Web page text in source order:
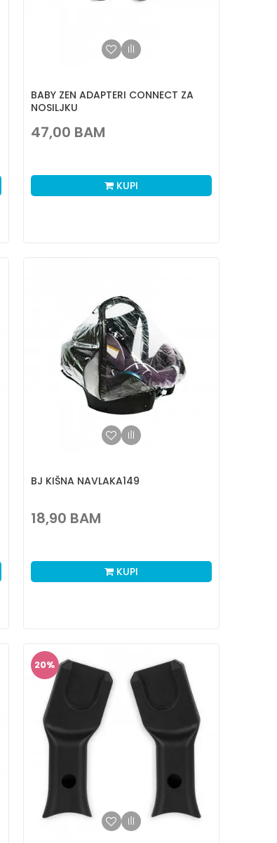
BABY ZEN ADAPTERI CONNECT ZA
NOSILJKU
47,00 BAM
KUPI
BJ KIŠNA NAVLAKA149
18,90 BAM
KUPI
20%